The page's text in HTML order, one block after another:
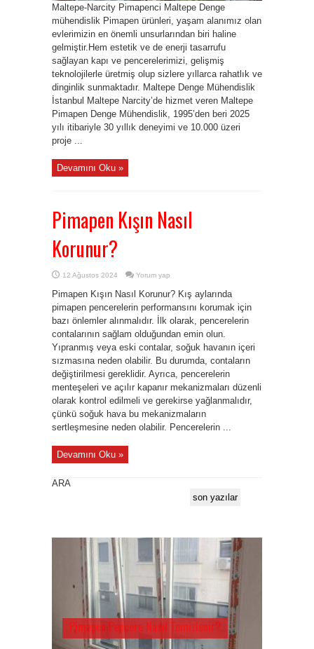
Maltepe-Narcity Pimapenci Maltepe Denge
mühendislik Pimapen ürünleri, yaşam alanımız olan
evlerimizin en önemli unsurlarından biri haline
gelmiştir.Hem estetik ve de enerji tasarrufu
sağlayan kapı ve pencerelerimizi, gelişmiş
teknolojilerle üretmiş olup sizlere yıllarca rahatlık ve
dinginlik sunmaktadır. Maltepe Denge Mühendislik
İstanbul Maltepe Narcity’de hizmet veren Maltepe
Pimapen Denge Mühendislik, 1995’den beri 2025
yılı itibariyle 30 yıllık deneyimi ve 10.000 üzeri
proje ...
Devamını Oku »
Pimapen Kışın Nasıl
Korunur?
12 Ağustos 2024 Yorum yap
Pimapen Kışın Nasıl Korunur? Kış aylarında
pimapen pencerelerin performansını korumak için
bazı önlemler alınmalıdır. İlk olarak, pencerelerin
contalarının sağlam olduğundan emin olun.
Yıpranmış veya eski contalar, soğuk havanın içeri
sızmasına neden olabilir. Bu durumda, contaların
değiştirilmesi gereklidir. Ayrıca, pencerelerin
menteşeleri ve açılır kapanır mekanizmaları düzenli
olarak kontrol edilmeli ve gerekirse yağlanmalıdır,
çünkü soğuk hava bu mekanizmaların
sertleşmesine neden olabilir. Pencerelerin ...
Devamını Oku »
ARA
son yazılar
Pimapen Pencere Nasıl Temizlenir?